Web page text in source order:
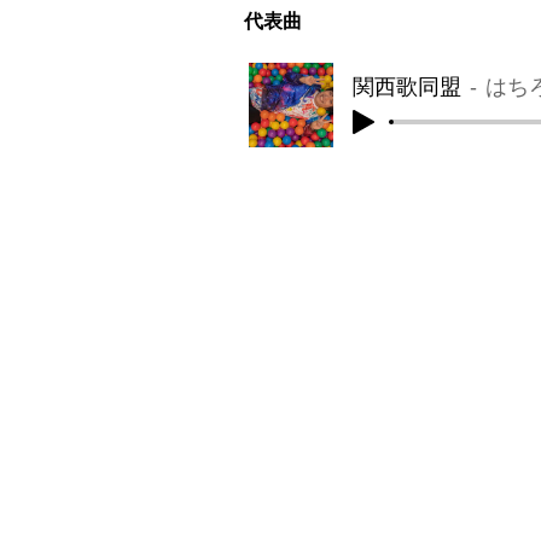
​代表曲
関西歌同盟 はち